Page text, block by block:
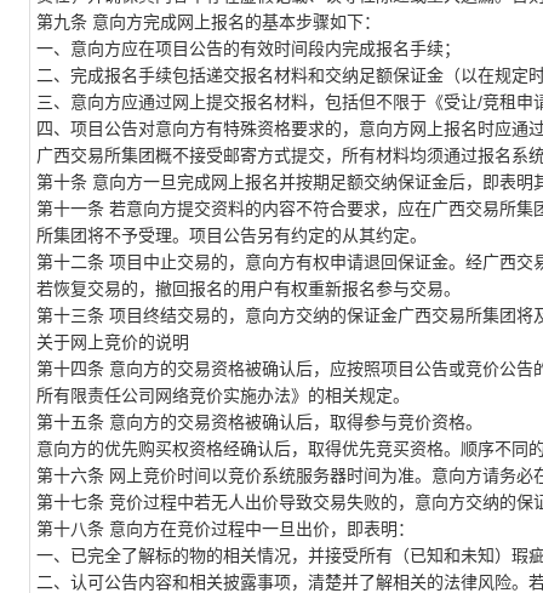
第九条 意向方完成网上报名的基本步骤如下：
一、意向方应在项目公告的有效时间段内完成报名手续；
二、完成报名手续包括递交报名材料和交纳足额保证金（以在规定
三、意向方应通过网上提交报名材料，包括但不限于《受让/竞租申
四、项目公告对意向方有特殊资格要求的，意向方网上报名时应
广西交易所集团概不接受邮寄方式提交，所有材料均须通过报名系
第十条 意向方一旦完成网上报名并按期足额交纳保证金后，即表
第十一条 若意向方提交资料的内容不符合要求，应在广西交易所集
所集团将不予受理。 项目公告另有约定的从其约定。
第十二条 项目中止交易的，意向方有权申请退回保证金。经广西交
若恢复交易的，撤回报名的用户有权重新报名参与交易。
第十三条 项目终结交易的，意向方交纳的保证金广西交易所集团将
关于网上竞价的说明
第十四条 意向方的交易资格被确认后，应按照项目公告或竞价公
所有限责任公司网络竞价实施办法》的相关规定。
第十五条 意向方的交易资格被确认后，取得参与竞价资格。
意向方的优先购买权资格经确认后，取得优先竞买资格。顺序不同
第十六条 网上竞价时间以竞价系统服务器时间为准。意向方请务必
第十七条 竞价过程中若无人出价导致交易失败的，意向方交纳的保
第十八条 意向方在竞价过程中一旦出价，即表明：
一、已完全了解标的物的相关情况，并接受所有（已知和未知）瑕
二、认可公告内容和相关披露事项，清楚并了解相关的法律风险